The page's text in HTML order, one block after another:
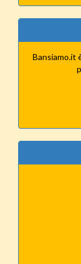
Bansiamo.it